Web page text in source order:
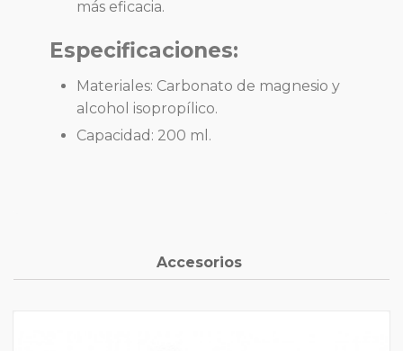
más eficacia.
Especificaciones:
Materiales: Carbonato de magnesio y
alcohol isopropílico.
Capacidad: 200 ml.
Accesorios